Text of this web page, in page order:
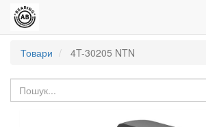
Товари
4T-30205 NTN